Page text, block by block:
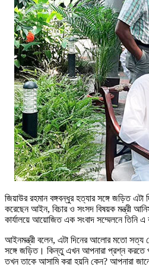
জিয়াউর রহমান বঙ্গবন্ধুর হত্যার সঙ্গে জড়িত
করেছেন আইন, বিচার ও সংসদ বিষয়ক মন্ত্রী
কার্যালয়ে আয়োজিত এক সংবাদ সম্মেলনে তিনি এ
আইনমন্ত্রী বলেন, এটা দিনের আলোর মতো সত্য
সঙ্গে জড়িত। কিন্তু এখন আপনারা প্রশ্ন করতে
তখন তাকে আসামি করা হয়নি কেন? আপনারা